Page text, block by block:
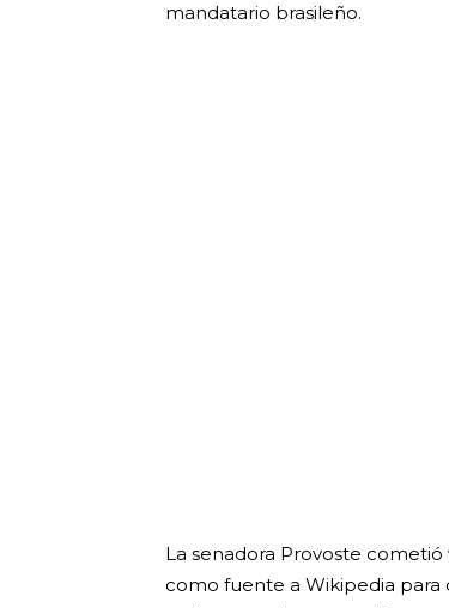
mandatario brasileño.
La senadora Provoste
como fuente a Wikipedia para